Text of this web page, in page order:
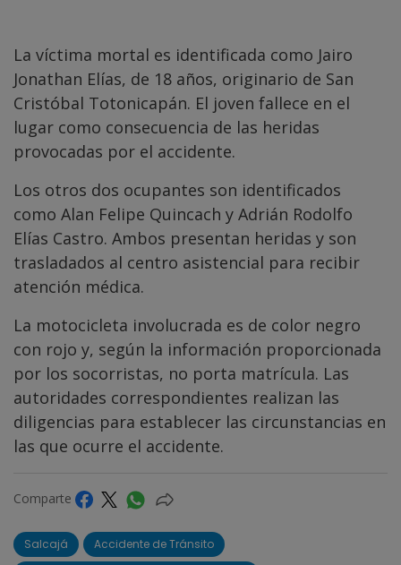
La víctima mortal es identificada como Jairo
Jonathan Elías, de 18 años, originario de San
Cristóbal Totonicapán. El joven fallece en el
lugar como consecuencia de las heridas
provocadas por el accidente.
Los otros dos ocupantes son identificados
como Alan Felipe Quincach y Adrián Rodolfo
Elías Castro. Ambos presentan heridas y son
trasladados al centro asistencial para recibir
atención médica.
La motocicleta involucrada es de color negro
con rojo y, según la información proporcionada
por los socorristas, no porta matrícula. Las
autoridades correspondientes realizan las
diligencias para establecer las circunstancias en
las que ocurre el accidente.
Comparte
Salcajá
Accidente de Tránsito